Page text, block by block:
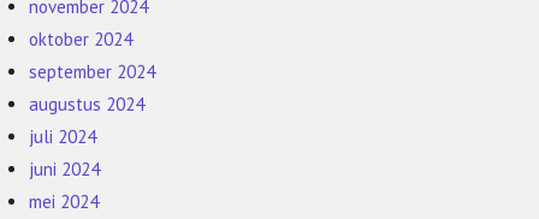
november 2024
oktober 2024
september 2024
augustus 2024
juli 2024
juni 2024
mei 2024